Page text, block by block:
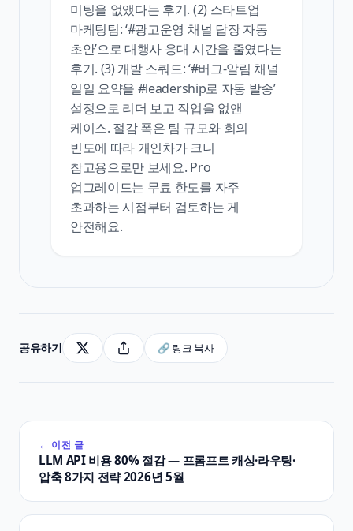
미팅을 없앴다는 후기. (2) 스타트업
마케팅팀: ‘#광고운영 채널 답장 자동
초안’으로 대행사 응대 시간을 줄였다는
후기. (3) 개발 스쿼드: ‘#버그-알림 채널
일일 요약을 #leadership로 자동 발송’
설정으로 리더 보고 작업을 없앤
케이스. 절감 폭은 팀 규모와 회의
빈도에 따라 개인차가 크니
참고용으로만 보세요. Pro
업그레이드는 무료 한도를 자주
초과하는 시점부터 검토하는 게
안전해요.
공유하기 🔗 링크 복사
← 이전 글
LLM API 비용 80% 절감 — 프롬프트 캐싱·라우팅·
압축 8가지 전략 2026년 5월